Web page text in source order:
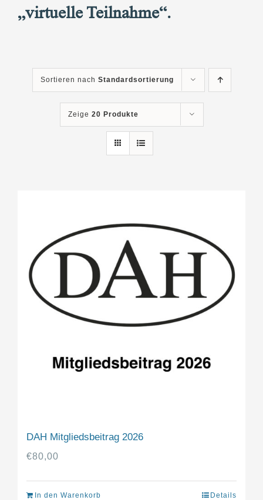
„virtuelle Teilnahme“.
Sortieren nach Standardsortierung
Zeige 20 Produkte
DAH Mitgliedsbeitrag 2026
€80,00
In den Warenkorb Details